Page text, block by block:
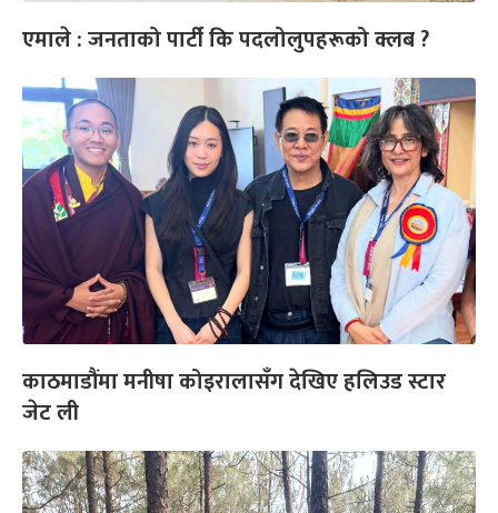
एमाले : जनताको पार्टी कि पदलोलुपहरूको क्लब ?
काठमाडौंमा मनीषा कोइरालासँग देखिए हलिउड स्टार
जेट ली